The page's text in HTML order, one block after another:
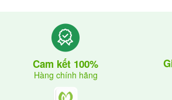
Cam kết 100%
Hàng chính hãng